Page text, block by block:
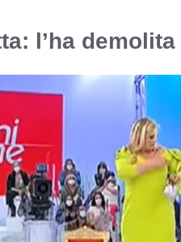
l’ha demolita